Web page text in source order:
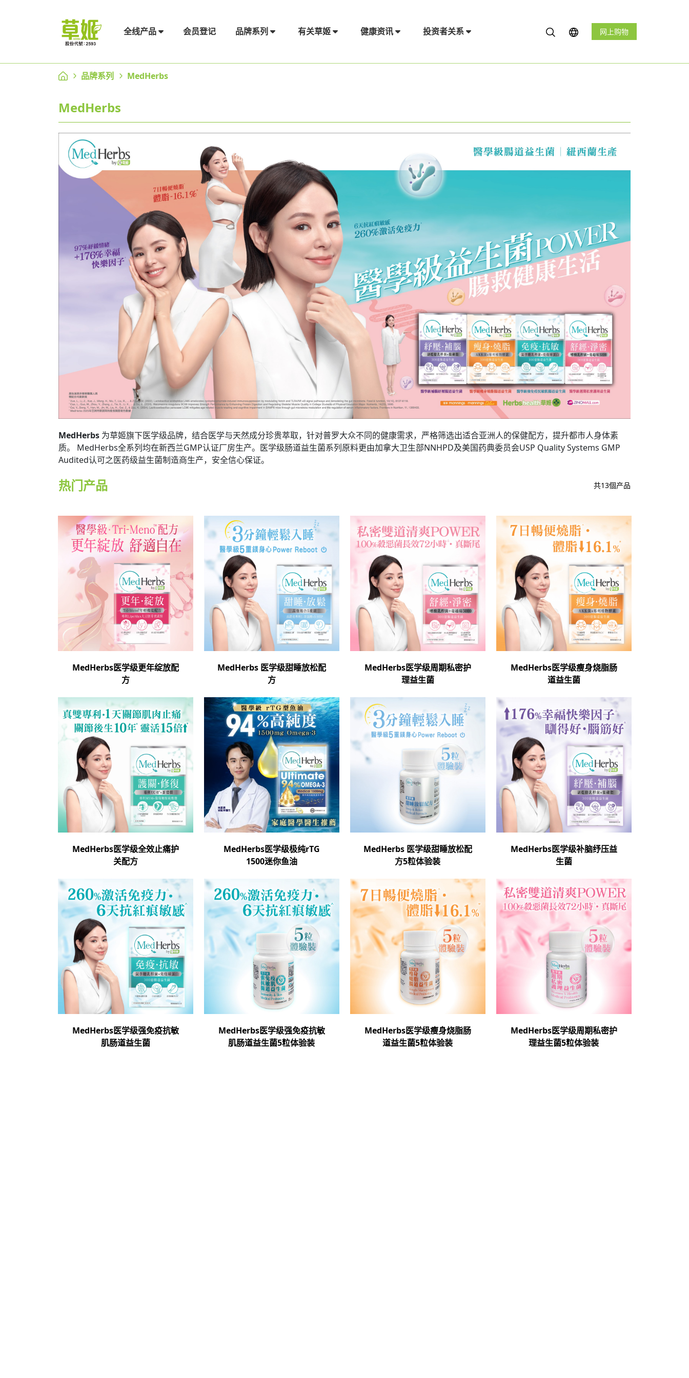
全线产品 会员登记 品牌系列 有关草姬 健康资讯 投资者关系 网上购物
品牌系列 MedHerbs
MedHerbs
MedHerbs 为草姬旗下医学级品牌，结合医学与天然成分珍贵萃取，针对普罗大众不同的健康需求，严格筛选出适合亚洲人的保健配方，提升都市人身体素
质。 MedHerbs全系列均在新西兰GMP认证厂房生产。医学级肠道益生菌系列原料更由加拿大卫生部NNHPD及美国药典委员会USP Quality Systems GMP
Audited认可之医药级益生菌制造商生产，安全信心保证。
热门产品 共13個产品
MedHerbs医学级更年绽放配
方
MedHerbs 医学级甜睡放松配
方
MedHerbs医学级周期私密护
理益生菌
MedHerbs医学级瘦身烧脂肠
道益生菌
MedHerbs医学级全效止痛护
关配方
MedHerbs医学级极纯rTG
1500迷你鱼油
MedHerbs 医学级甜睡放松配
方5粒体验装
MedHerbs医学级补脑纾压益
生菌
MedHerbs医学级强免疫抗敏
肌肠道益生菌
MedHerbs医学级强免疫抗敏
肌肠道益生菌5粒体验装
MedHerbs医学级瘦身烧脂肠
道益生菌5粒体验装
MedHerbs医学级周期私密护
理益生菌5粒体验装